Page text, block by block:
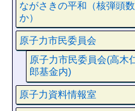
ながさきの平和（核弾頭
か）
原子力市民委員会
原子力市民委員会(高木
郎基金内)
原子力資料情報室